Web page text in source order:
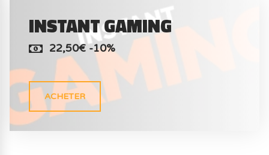
INSTANT GAMING
22,50€ -10%
ACHETER